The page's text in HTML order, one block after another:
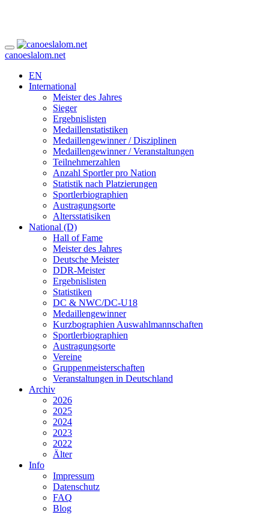
canoeslalom.net
EN
International
Meister des Jahres
Sieger
Ergebnislisten
Medaillenstatistiken
Medaillengewinner / Disziplinen
Medaillengewinner / Veranstaltungen
Teilnehmerzahlen
Anzahl Sportler pro Nation
Statistik nach Platzierungen
Sportlerbiographien
Austragungsorte
Altersstatisiken
National (D)
Hall of Fame
Meister des Jahres
Deutsche Meister
DDR-Meister
Ergebnislisten
Statistiken
DC & NWC/DC-U18
Medaillengewinner
Kurzbographien Auswahlmannschaften
Sportlerbiographien
Austragungsorte
Vereine
Gruppenmeisterschaften
Veranstaltungen in Deutschland
Archiv
2026
2025
2024
2023
2022
Älter
Info
Impressum
Datenschutz
FAQ
Blog